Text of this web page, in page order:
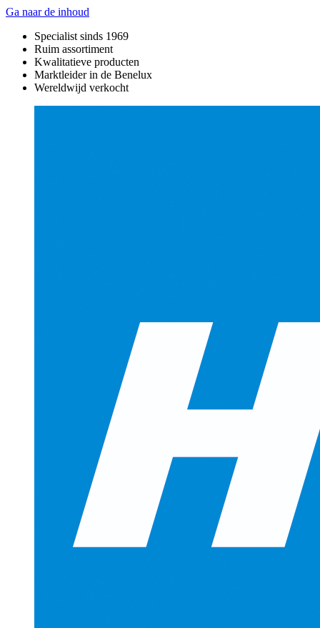
Ga naar de inhoud
Specialist sinds 1969
Ruim assortiment
Kwalitatieve producten
Marktleider in de Benelux
Wereldwijd verkocht